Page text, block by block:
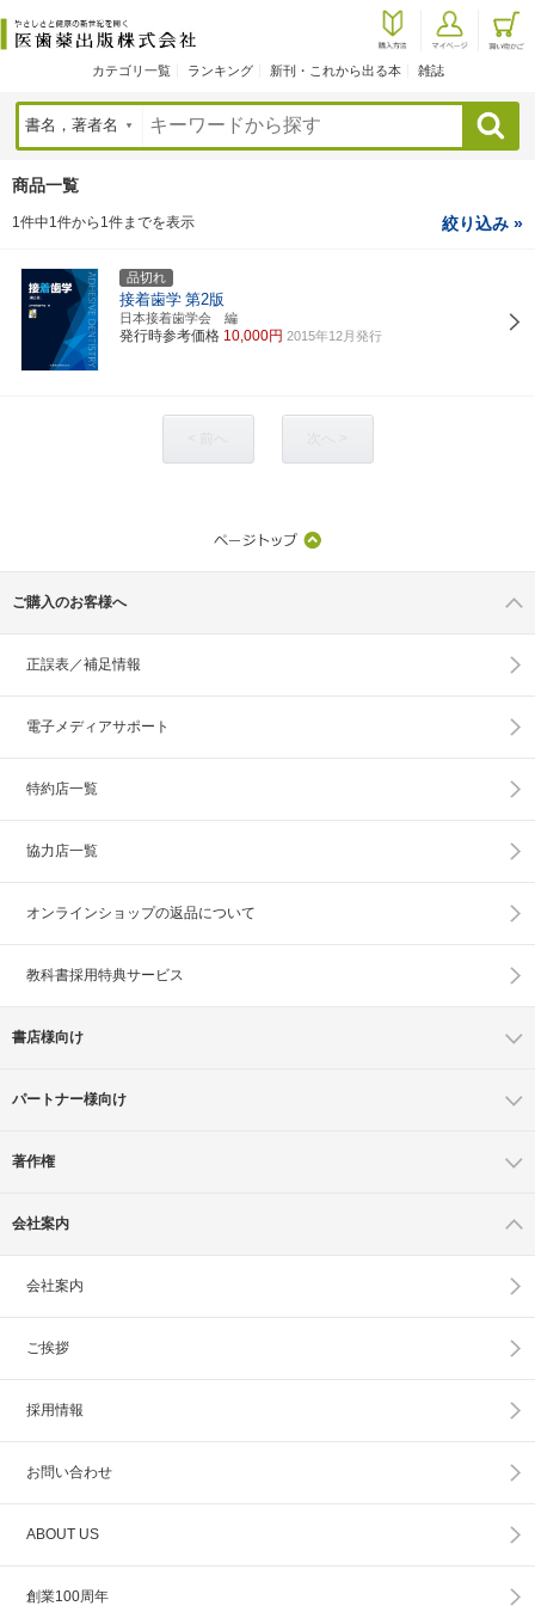
カテゴリ一覧 ランキング 新刊・これから出る本 雑誌
検索
商品一覧
1件中1件から1件までを表示 絞り込み »
品切れ
接着歯学 第2版
日本接着歯学会 編
発行時参考価格 10,000円 2015年12月発行
ご購入のお客様へ
正誤表／補足情報
電子メディアサポート
特約店一覧
協力店一覧
オンラインショップの返品について
教科書採用特典サービス
書店様向け
パートナー様向け
著作権
会社案内
会社案内
ご挨拶
採用情報
お問い合わせ
ABOUT US
創業100周年